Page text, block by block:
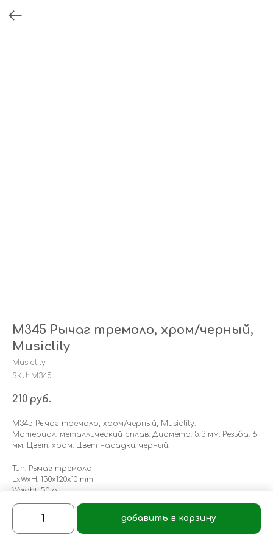
M345 Рычаг тремоло, хром/черный,
Musiclily
Musiclily
SKU: M345
210 руб.
добавить в корзину
M345 Рычаг тремоло, хром/черный, Musiclily.
Материал: металлический сплав. Диаметр: 5,3 мм. Резьба: 6
мм. Цвет: хром. Цвет насадки: черный.
Тип: Рычаг тремоло
LxWxH: 150x120x10 mm
Weight: 50 g